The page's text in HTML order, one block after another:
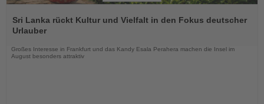
Sie
die
Sri Lanka rückt Kultur und Vielfalt in den Fokus deutscher
Urlauber
Großes Interesse in Frankfurt und das Kandy Esala Perahera machen die Insel im
August besonders attraktiv